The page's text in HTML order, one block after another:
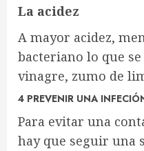
La acidez
A mayor acidez,
bacteriano lo que
vinagre, zumo de
4 PREVENIR UNA
Para evitar una
hay que seguir una